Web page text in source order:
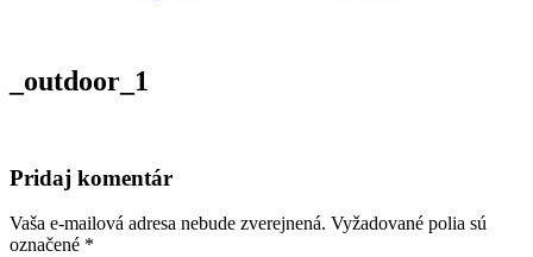
_outdoor_1
Pridaj komentár
Vaša e-mailová adresa nebude zverejnená. Vyžadované polia sú
označené *